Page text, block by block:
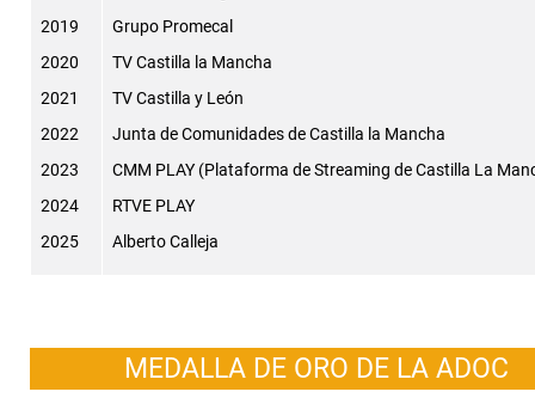
2019
2020
2021
2022
2023
2024
2025
Grupo Promecal
TV Castilla la Mancha
TV Castilla y León
Junta de Comunidades de Castilla la Mancha
CMM PLAY (Plataforma de Streaming de Castilla La
RTVE PLAY
Alberto Calleja
MEDALLA DE ORO DE LA ADOC